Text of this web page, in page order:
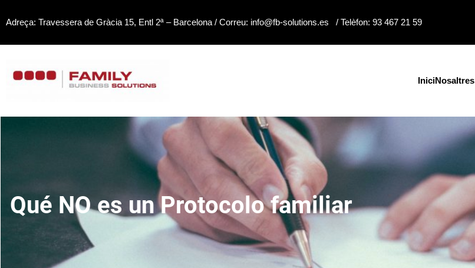
al
contenido
Adreça: Travessera de Gràcia 15, Entl 2ª – Barcelona / Correu: info@fb-solutions.es / Telèfon: 93 467 21 59
IniciNosaltres
Qué NO es un Protocolo familiar